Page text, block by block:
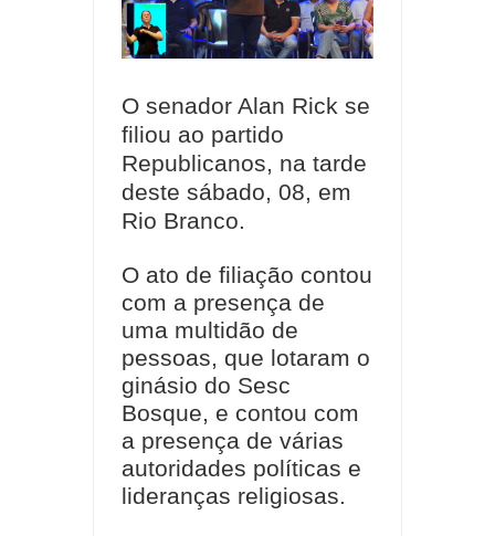
O senador Alan Rick se
filiou ao partido
Republicanos, na tarde
deste sábado, 08, em
Rio Branco.
O ato de filiação contou
com a presença de
uma multidão de
pessoas, que lotaram o
ginásio do Sesc
Bosque, e contou com
a presença de várias
autoridades políticas e
lideranças religiosas.